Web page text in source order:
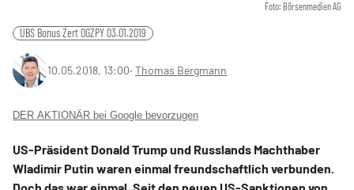
Foto: Börsenmedien AG
UBS Bonus Zert OGZPY 03.01.2019
10.05.2018, 13:00‧ Thomas Bergmann
DER AKTIONÄR bei Google bevorzugen
US-Präsident Donald Trump und Russlands Machthaber
Wladimir Putin waren einmal freundschaftlich verbunden.